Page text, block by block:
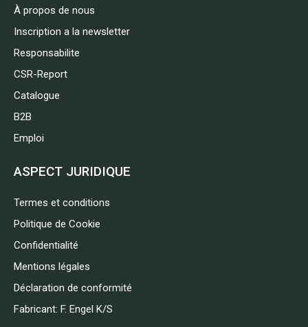
À propos de nous
Inscription a la newsletter
Responsabilite
CSR-Report
Catalogue
B2B
Emploi
ASPECT JURIDIQUE
Termes et conditions
Politique de Cookie
Confidentialité
Mentions légales
Déclaration de conformité
Fabricant: F. Engel K/S